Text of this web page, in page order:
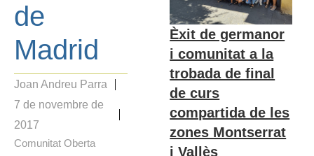
de
Madrid
Joan Andreu Parra
7 de novembre de
2017
Comunitat Oberta
Èxit de germanor
i comunitat a la
trobada de final
de curs
compartida de les
zones Montserrat
i Vallès